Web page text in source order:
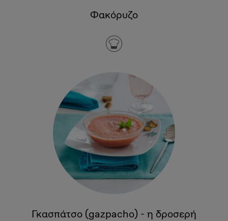
Φακόρυζο
Γκασπάτσο (gazpacho) - η δροσερή